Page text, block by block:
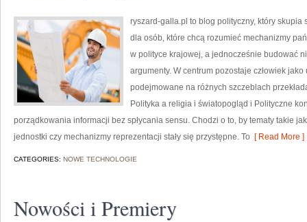
ryszard-galla.pl to blog polityczny, który skupia
dla osób, które chcą rozumieć mechanizmy
w polityce krajowej, a jednocześnie budować
argumenty. W centrum pozostaje człowiek
podejmowane na różnych szczeblach
Polityka a religia i światopogląd i Polityczne
porządkowania informacji bez spłycania sensu. Chodzi o to, by tematy takie
jednostki czy mechanizmy reprezentacji stały się przystępne. To [ Read More ]
CATEGORIES: NOWE TECHNOLOGIE
Nowości i Premiery